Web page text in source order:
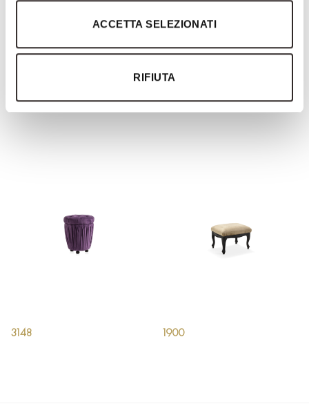
ACCETTA SELEZIONATI
RIFIUTA
3578 1996
3148 1900